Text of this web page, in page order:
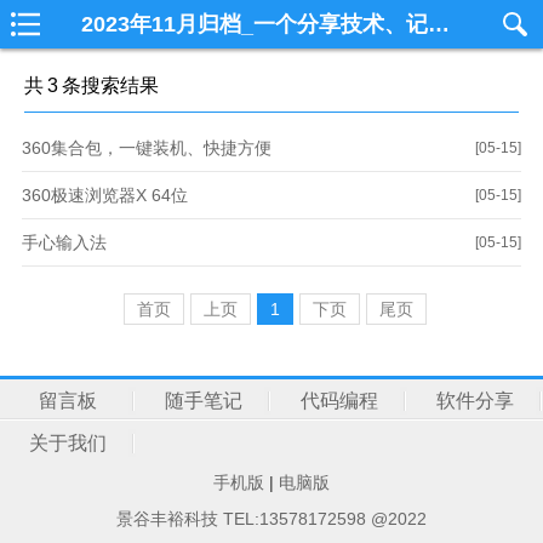
2023年11月归档_一个分享技术、记录生活的个人技术博客一个分享技术、记录生活的个人技术博客
共3条搜索结果
[05-15]
360集合包，一键装机、快捷方便
[05-15]
360极速浏览器X 64位
[05-15]
手心输入法
首页 上页 1 下页 尾页
留言板 随手笔记 代码编程 软件分享
关于我们
手机版 | 电脑版
景谷丰裕科技 TEL:13578172598 @2022